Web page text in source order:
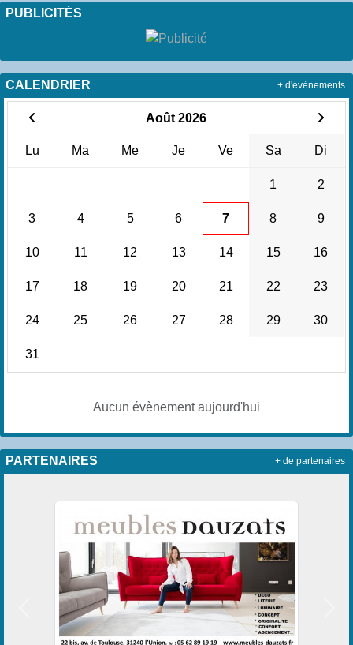
PUBLICITÉS
CALENDRIER
Août 2026
Lu Ma Me Je Ve Sa Di
1 2
3 4 5 6 7 8 9
10 11 12 13 14 15 16
17 18 19 20 21 22 23
24 25 26 27 28 29 30
31
Aucun évènement aujourd'hui
+ d'évènements
PARTENAIRES
Précedent
+ de partenaires